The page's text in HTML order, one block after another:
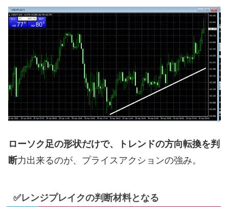
ローソク足の形状だけで、トレンドの方向転換を判
断力出来るのが、プライスアクションの強み。
✅レンジプレイクの判断材料となる